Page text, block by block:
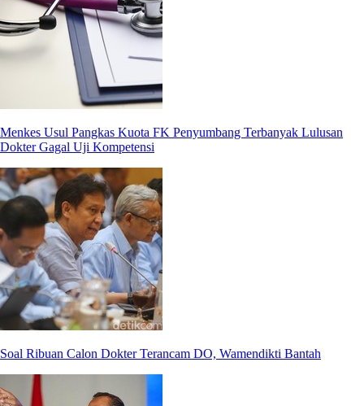
Menkes Usul Pangkas Kuota FK Penyumbang Terbanyak Lulusan
Dokter Gagal Uji Kompetensi
Soal Ribuan Calon Dokter Terancam DO, Wamendikti Bantah